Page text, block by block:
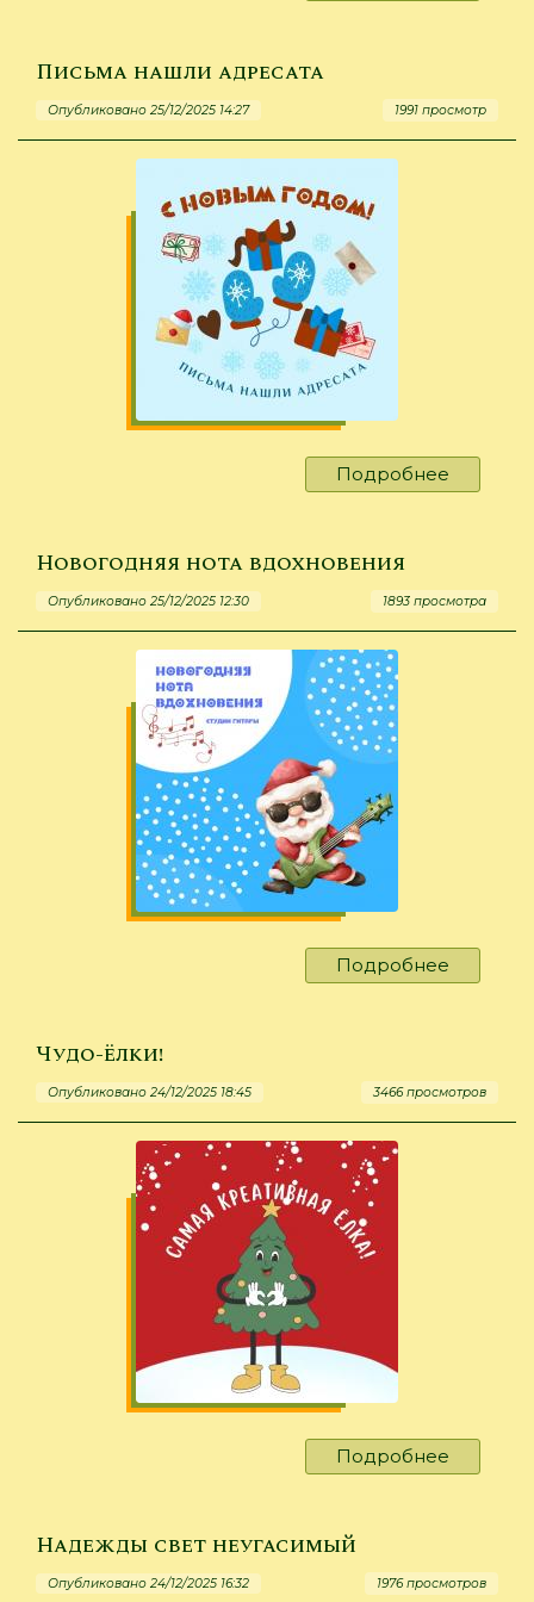
«Что
за
конь!..»
Письма нашли адресата
Опубликовано 25/12/2025 14:27 1991 просмотр
Подробнее
Письма
Новогодняя нота вдохновения
Опубликовано 25/12/2025 12:30 1893 просмотра
Подробнее
Чудо-ёлки!
Опубликовано 24/12/2025 18:45 3466 просмотров
Подробнее
Чудо-
Надежды свет неугасимый
Опубликовано 24/12/2025 16:32 1976 просмотров